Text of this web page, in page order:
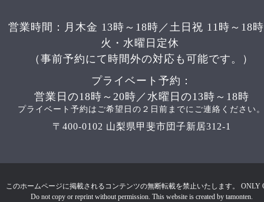
営業時間：月木金 13時～18時／土日祝 11時～18
火・水曜日定休
（事前予約にて時間外の対応も可能です。）
プライベート予約：
営業日の18時～20時／水曜日の13時～18時
プライベート予約はご希望日の２日前までにご連絡ください
〒400-0102 山梨県甲斐市団子新居312-1
このホームページに掲載されるコンテンツの無断転載を禁止いたします。 ONLY
Do not copy or reprint without permission. This website is created by tamonten.